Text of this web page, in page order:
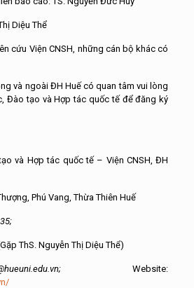
Diệu Thể
cứu Viện CNSH, những cán bộ khác có
và ngoài ĐH Huế có quan tâm vui lòng
Đào tạo và Hợp tác quốc tế để đăng ký
và Hợp tác quốc tế – Viện CNSH, ĐH
Phú Vang, Thừa Thiên Huế
ThS. Nguyễn Thị Diệu Thể)
Website: